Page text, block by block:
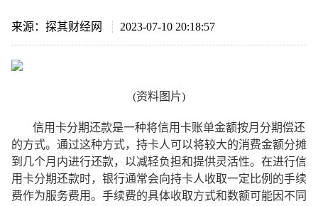
来源：探其财经网 2023-07-10 20:18:57
(资料图片)
信用卡分期还款是一种将信用卡账单金额按月分期偿还
的方式。通过这种方式，持卡人可以将较大的消费金额分摊
到几个月内进行还款，以减轻负担和提供灵活性。在进行信
用卡分期还款时，银行通常会向持卡人收取一定比例的手续
费作为服务费用。手续费的具体收取方式和数额可能因不同